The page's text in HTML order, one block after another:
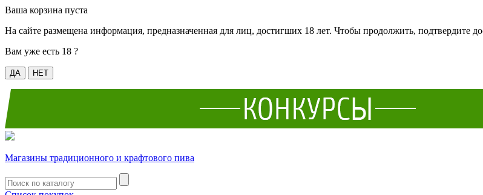
Ваша корзина пуста
На сайте размещена информация, предназначенная для лиц, достигших 18 лет. Чтобы продолжить, подтвердите
Вам уже есть 18 ?
ДА НЕТ
Магазины традиционного и крафтового пива